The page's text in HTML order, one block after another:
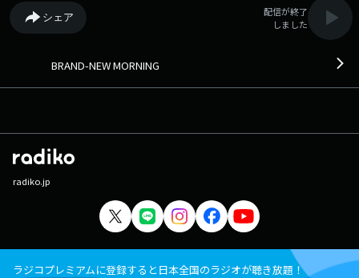
シェア
配信が終了
しました
BRAND-NEW MORNING
radiko.jp
ラジコプレミアムに登録すると日本全国のラジオが聴き放題！